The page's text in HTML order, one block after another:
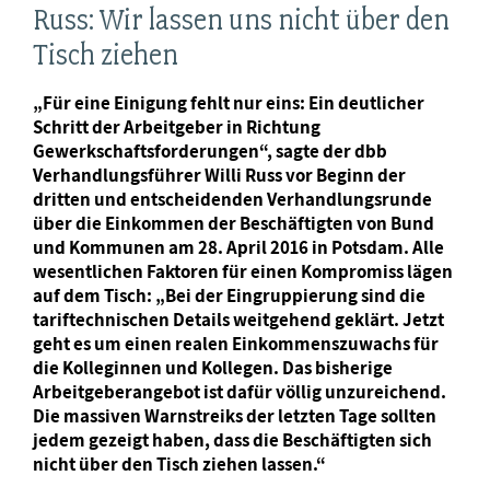
Russ: Wir lassen uns nicht über den
Tisch ziehen
„Für eine Einigung fehlt nur eins: Ein deutlicher
Schritt der Arbeitgeber in Richtung
Gewerkschaftsforderungen“, sagte der dbb
Verhandlungsführer Willi Russ vor Beginn der
dritten und entscheidenden Verhandlungsrunde
über die Einkommen der Beschäftigten von Bund
und Kommunen am 28. April 2016 in Potsdam. Alle
wesentlichen Faktoren für einen Kompromiss lägen
auf dem Tisch: „Bei der Eingruppierung sind die
tariftechnischen Details weitgehend geklärt. Jetzt
geht es um einen realen Einkommenszuwachs für
die Kolleginnen und Kollegen. Das bisherige
Arbeitgeberangebot ist dafür völlig unzureichend.
Die massiven Warnstreiks der letzten Tage sollten
jedem gezeigt haben, dass die Beschäftigten sich
nicht über den Tisch ziehen lassen.“